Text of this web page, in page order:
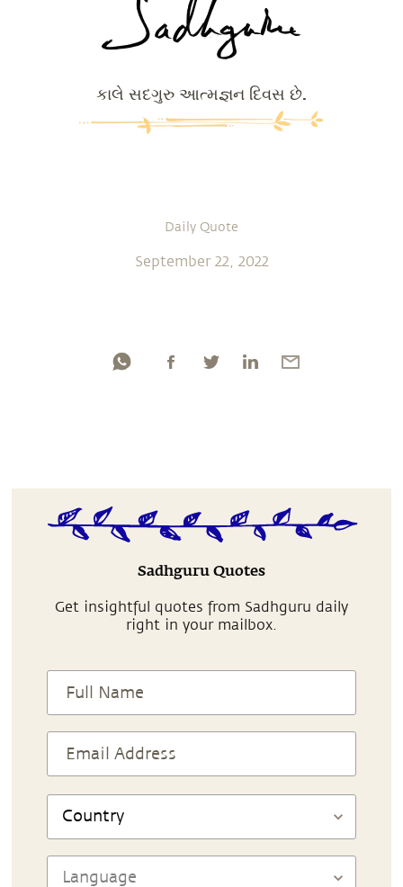
કાલે સદગુરુ આત્મજ્ઞન દિવસ છે.
Daily Quote
September 22, 2022
Sadhguru Quotes
Get insightful quotes from Sadhguru daily
right in your mailbox.